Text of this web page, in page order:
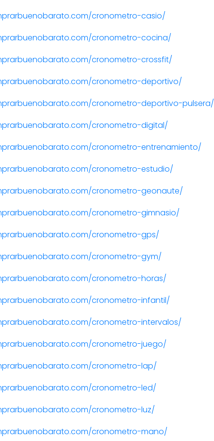
cronometro-casio/
cronometro-cocina/
cronometro-crossfit/
cronometro-deportivo/
cronometro-deportivo-pulsera/
cronometro-digital/
cronometro-entrenamiento/
cronometro-estudio/
cronometro-geonaute/
cronometro-gimnasio/
cronometro-gps/
cronometro-gym/
cronometro-horas/
cronometro-infantil/
cronometro-intervalos/
cronometro-juego/
cronometro-lap/
cronometro-led/
cronometro-luz/
cronometro-mano/